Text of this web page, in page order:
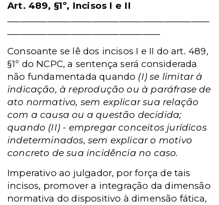
Art. 489, §1º, Incisos I e II
Consoante se lê dos incisos I e II do art. 489,
§1º do NCPC, a sentença será considerada
não fundamentada quando (I) se limitar à
indicação, à reprodução ou à paráfrase de
ato normativo, sem explicar sua relação
com a causa ou a questão decidida;
quando (II) - empregar conceitos jurídicos
indeterminados, sem explicar o motivo
concreto de sua incidência no caso.
Imperativo ao julgador, por força de tais
incisos, promover a integração da dimensão
normativa do dispositivo à dimensão fática,